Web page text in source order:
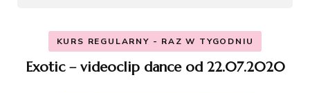
KURS REGULARNY - RAZ W TYGODNIU
Exotic – videoclip dance od 22.07.2020